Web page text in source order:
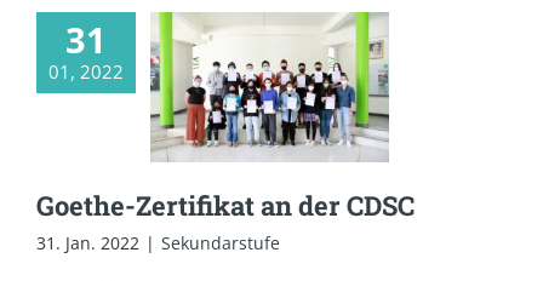
31
01, 2022
Goethe-Zertifikat an
der CDSC
Goethe-Zertifikat an der CDSC
31. Jan. 2022 | Sekundarstufe